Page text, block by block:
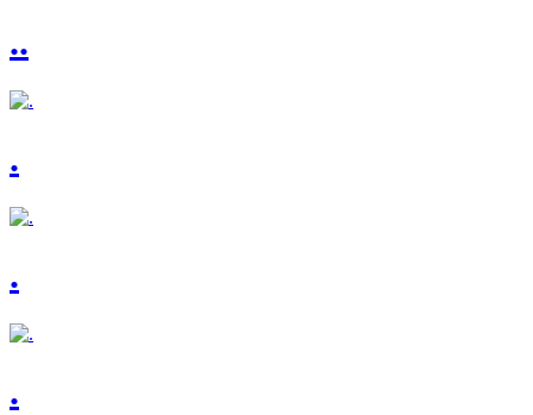
..
.
.
.